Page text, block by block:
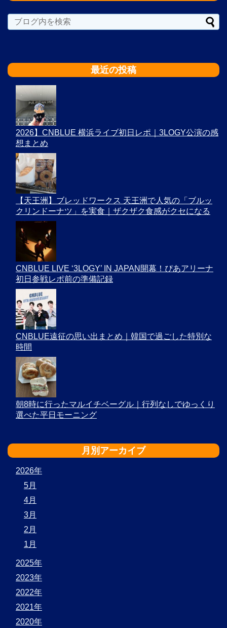
最近の投稿
2026】CNBLUE 横浜ライブ初日レポ｜3LOGY公演の感
想まとめ
【天王洲】ブレッドワークス 天王洲で人気の「ブルッ
クリンドーナツ」を実食｜ザクザク食感がクセになる
CNBLUE LIVE ‘3LOGY’ IN JAPAN開幕！ぴあアリーナ
初日参戦レポ前の準備記録
CNBLUE遠征の思い出まとめ｜韓国で過ごした特別な
時間
朝8時に行ったマルイチベーグル｜行列なしでゆっくり
選べた平日モーニング
月別アーカイブ
2026年
5月
4月
3月
2月
1月
2025年
2023年
2022年
2021年
2020年